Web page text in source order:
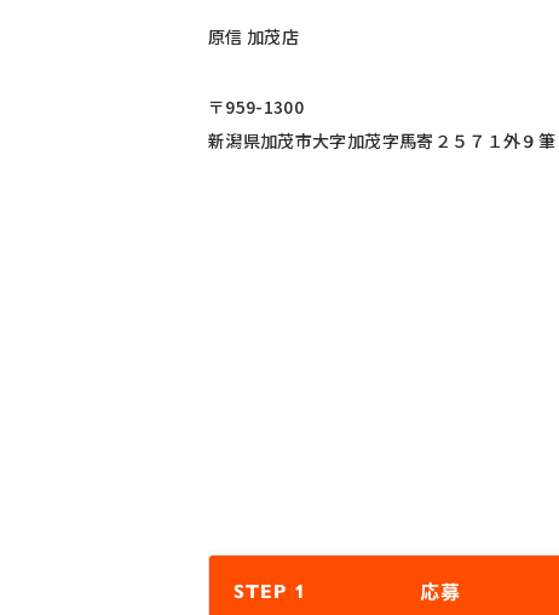
原信 加茂店
〒959-1300
新潟県加茂市大字加茂字馬寄２５７１外９筆
STEP 1 応募